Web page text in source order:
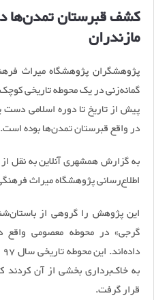
کشف قبرستان تمدن‌ها
مازندران
پژوهشگران پژوهشگاه میراث
گمانه‌زنی در یک محوطه تاریخی کوچک
پیش از تاریخ تا دوره اسلامی
در واقع قبرستان تمدن‌ها بوده است.
به گزارش همشهری آنلاین به نقل از
اطلاع‌رسانی پژوهشگاه میراث
این پژوهش را گروهی از
گرجی» در محوطه معصومی واقع
به خاک‌برداری بخشی از آن
قرار گرفت.